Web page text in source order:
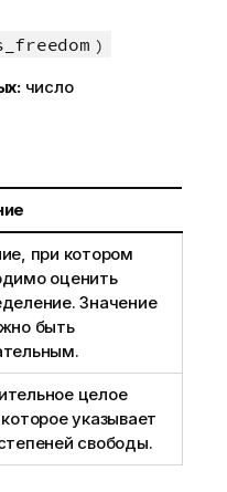
)
число
при котором
оценить
Значение
быть
целое
указывает
свободы.